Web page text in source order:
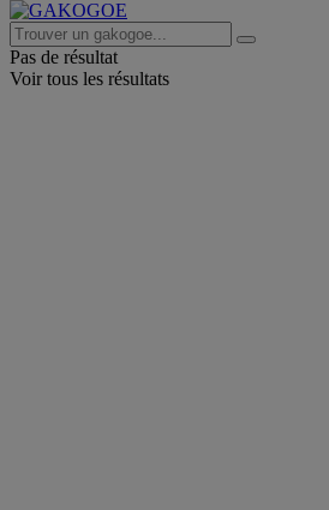
Pas de résultat
Voir tous les résultats